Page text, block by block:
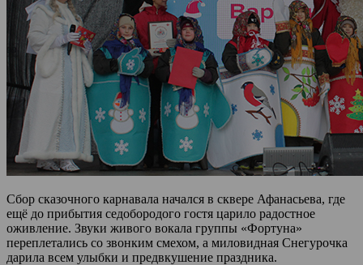
Сбор сказочного карнавала начался в сквере Афанасьева, где
ещё до прибытия седобородого гостя царило радостное
оживление. Звуки живого вокала группы «Фортуна»
переплетались со звонким смехом, а миловидная Снегурочка
дарила всем улыбки и предвкушение праздника.